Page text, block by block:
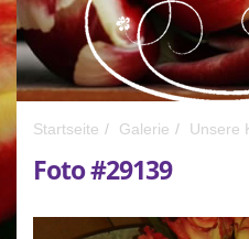
Startseite Galerie Unsere
Foto #29139